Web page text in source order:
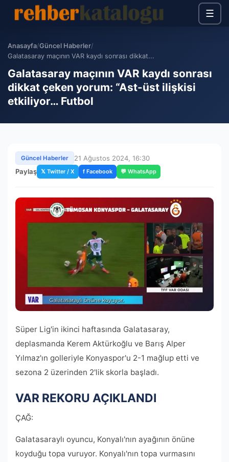
☰
Anasayfa/Güncel Haberler/
Galatasaray maçının VAR kaydı sonrası dikkat...
Galatasaray maçının VAR kaydı sonrası
dikkat çeken yorum: “Ast-üst ilişkisi
etkiliyor… Futbol
Güncel Haberler
21 Ağustos 2024, 16:30
Paylaş 𝕏 Twitter / X f Facebook 💬 WhatsApp
Süper Lig'in ikinci haftasında Galatasaray,
deplasmanda Kerem Aktürkoğlu ve Barış Alper
Yılmaz'ın golleriyle Konyaspor'u 2-1 mağlup etti ve
sezona 2 üzerinden 2'lik skorla başladı.
VAR REKORU AÇIKLANDI
ÇAĞ:
Galatasaraylı oyuncu, Konyalı'nın ayağının önüne
koyduğu topa vuruyor. Konyalı'nın topa vurmasını